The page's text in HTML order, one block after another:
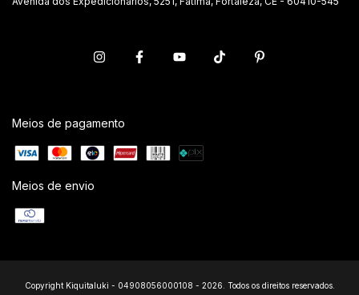
Meios de pagamento
Meios de envio
Copyright Kiquitaluki - 04908056000108 - 2026. Todos os direitos reservados.